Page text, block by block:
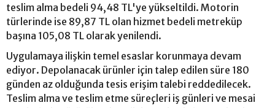
teslim alma bedeli 94,48 TL'ye yükseltildi. Motorin
türlerinde ise 89,87 TL olan hizmet bedeli metreküp
başına 105,08 TL olarak yenilendi.
Uygulamaya ilişkin temel esaslar korunmaya devam
ediyor. Depolanacak ürünler için talep edilen süre 180
günden az olduğunda tesis erişim talebi reddedilecek.
Teslim alma ve teslim etme süreçleri iş günleri ve mesai